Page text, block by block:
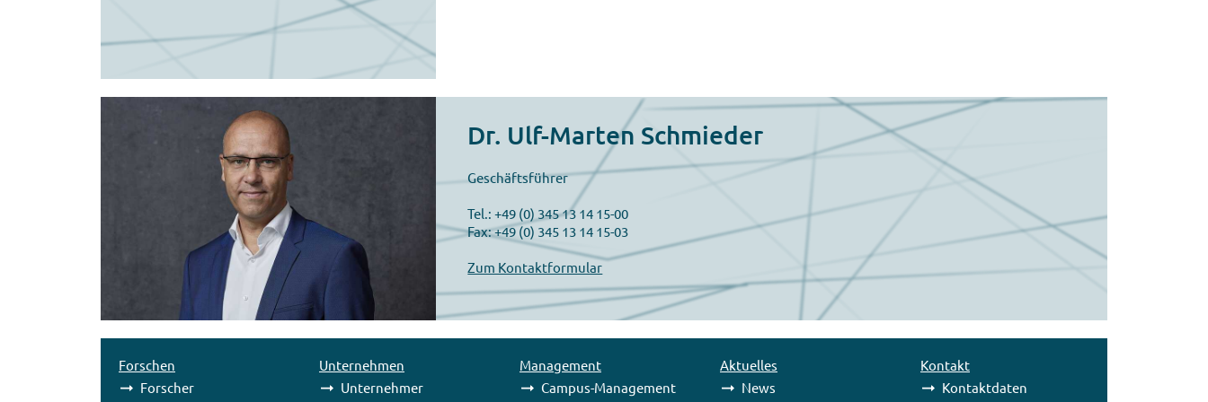
Dr. Ulf-Marten Schmieder
Geschäftsführer
Tel.: +49 (0) 345 13 14 15-00
Fax: +49 (0) 345 13 14 15-03
Zum Kontaktformular
Forschen
Forscher
Unternehmen
Unternehmer
Management
Campus-Management
Aktuelles
News
Kontakt
Kontaktdaten